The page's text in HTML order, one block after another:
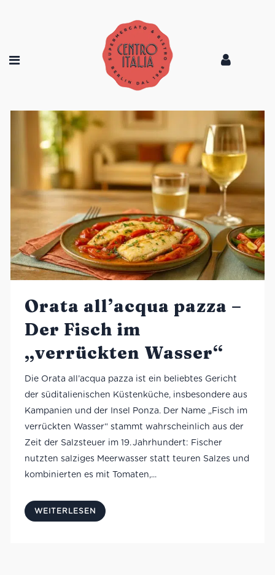
Orata all’acqua pazza –
Der Fisch im
„verrückten Wasser“
Die Orata all’acqua pazza ist ein beliebtes Gericht
der süditalienischen Küstenküche, insbesondere aus
Kampanien und der Insel Ponza. Der Name „Fisch im
verrückten Wasser“ stammt wahrscheinlich aus der
Zeit der Salzsteuer im 19. Jahrhundert: Fischer
nutzten salziges Meerwasser statt teuren Salzes und
kombinierten es mit Tomaten,...
WEITERLESEN